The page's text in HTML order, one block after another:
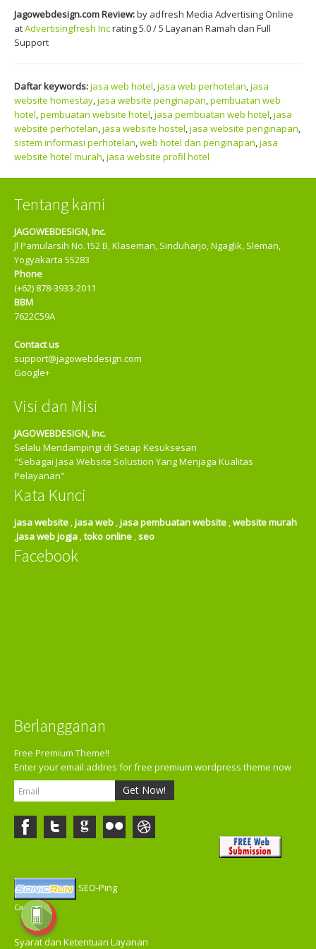
Jagowebdesign.comReview:by adfresh Media Advertising Online
atAdvertisingfresh Incrating5.0/5 Layanan Ramah dan Full
Support
Daftarkeywords:jasa web hotel,jasa web perhotelan,jasa
website homestay,jasa website penginapan,pembuatan web
hotel,pembuatan website hotel,jasa pembuatan web hotel,jasa
website perhotelan,jasa website hostel,jasa website penginapan,
sistem informasi perhotelan,web hotel dan penginapan,jasa
website hotel murah,jasa website profil hotel
Tentang kami
JAGOWEBDESIGN, Inc.
Jl Pamularsih No.152 B, Klaseman, Sinduharjo, Ngaglik, Sleman,
Yogyakarta 55283
Phone
(+62) 878-3933-2011
BBM
7622C59A
Contact us
support@jagowebdesign.com
Google+
Visi dan Misi
JAGOWEBDESIGN, Inc.
Selalu Mendampingi di Setiap Kesuksesan
"Sebagai Jasa Website Solustion Yang Menjaga Kualitas
Pelayanan"
Kata Kunci
jasa website ,jasa web ,jasa pembuatan website ,website murah
,jasa web jogja ,toko online ,seo
Facebook
Berlangganan
Free Premium Theme!!
Enter your email addres for free premium wordpress theme now
Get Now!
SEO-Ping
Casino
Syarat dan Ketentuan Layanan